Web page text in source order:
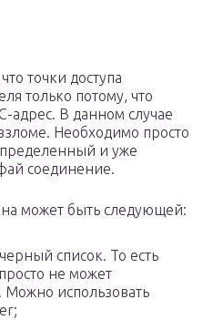
точки доступа
только потому, что
В данном случае
Необходимо просто
и уже
соединение.
может быть следующей:
список. То есть
не может
Можно использовать